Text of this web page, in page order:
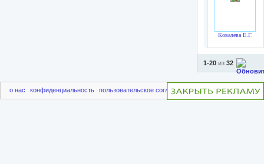
Ковалева Е.Г.
1-20 из 32
о нас конфиденциальность пользовательское соглашение чаво пригласить